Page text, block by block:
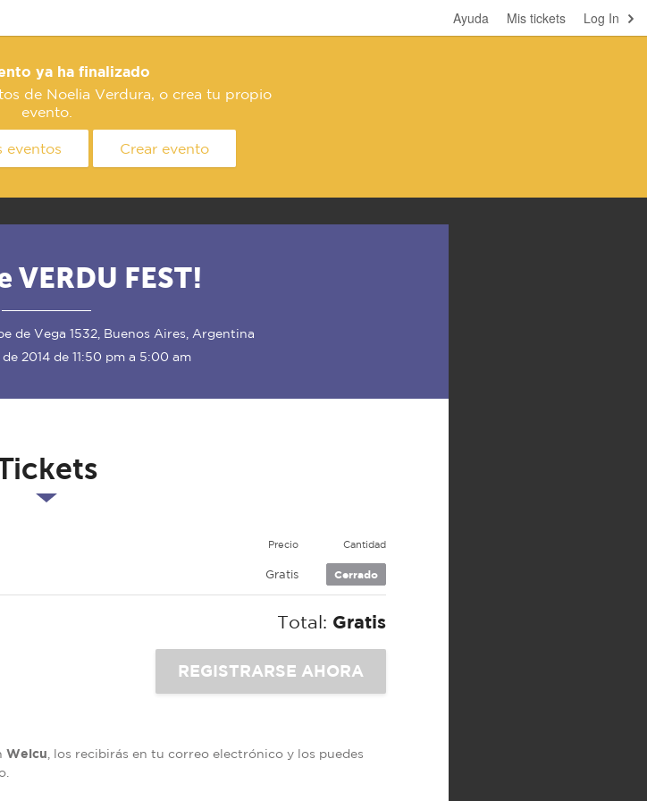
Log In
Mis tickets
Ayuda
ya ha finalizado
de Noelia Verdura, o crea tu propio
evento.
eventos Crear evento
VERDU FEST!
de Vega 1532, Buenos Aires, Argentina
de 2014 de 11:50 pm a 5:00 am
Precio Cantidad
Gratis Cerrado
Total: Gratis
Welcu , los recibirás en tu correo electrónico y los puedes